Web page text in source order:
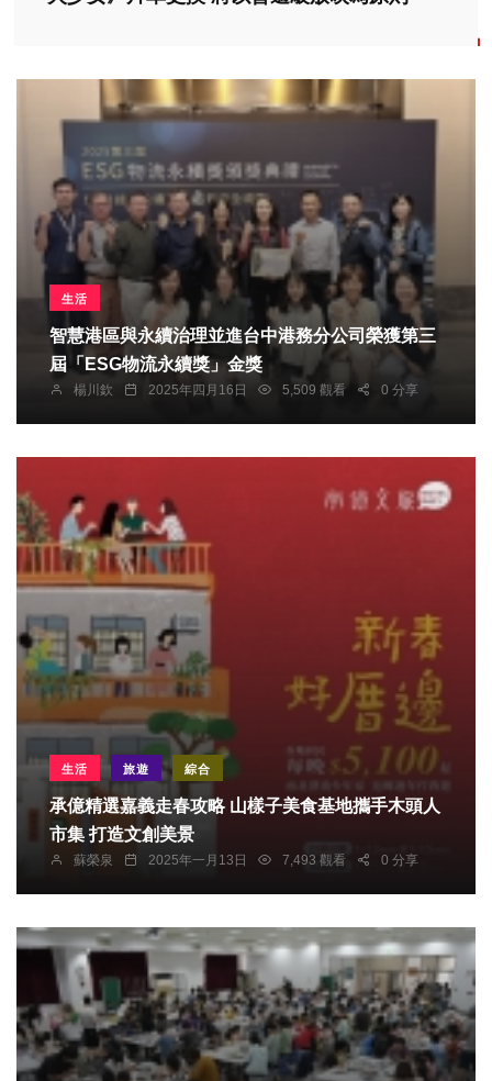
生活
智慧港區與永續治理並進台中港務分公司榮獲第三
屆「ESG物流永續獎」金獎
楊川欽 2025年四月16日 5,509 觀看 0 分享
生活 旅遊 綜合
承億精選嘉義走春攻略 山樣子美食基地攜手木頭人
市集 打造文創美景
蘇榮泉 2025年一月13日 7,493 觀看 0 分享